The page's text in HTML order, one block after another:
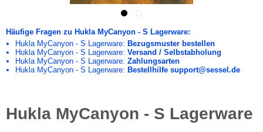
Häufige Fragen zu Hukla MyCanyon - S Lagerware:
Hukla MyCanyon - S Lagerware: Bezugsmuster bestellen
Hukla MyCanyon - S Lagerware: Versand / Selbstabholung
Hukla MyCanyon - S Lagerware: Zahlungsarten
Hukla MyCanyon - S Lagerware: Bestellhilfe support@sessel.de
Hukla MyCanyon - S Lagerware